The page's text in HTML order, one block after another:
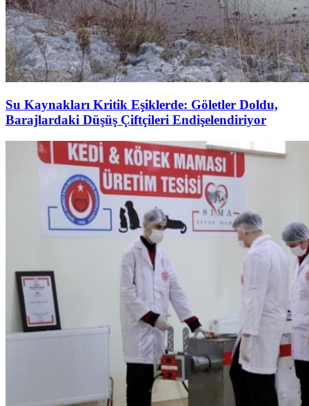
Su Kaynakları Kritik Eşiklerde: Göletler Doldu,
Barajlardaki Düşüş Çiftçileri Endişelendiriyor